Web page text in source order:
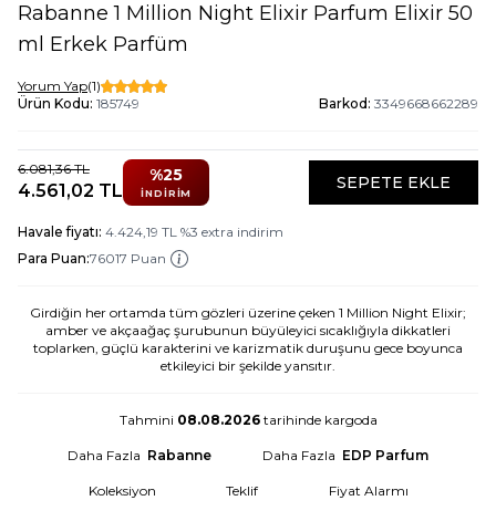
Rabanne 1 Million Night Elixir Parfum Elixir 50
ml Erkek Parfüm
Yorum Yap(1)
Ürün Kodu: 185749 Barkod: 3349668662289
6.081,36TL
4.561,02 TL
%25
İNDIRIM
SEPETE EKLE
Havale fiyatı: 4.424,19 TL %3 extra indirim
Para Puan:76017 Puan
Girdiğin her ortamda tüm gözleri üzerine çeken 1 Million Night Elixir;
amber ve akçaağaç şurubunun büyüleyici sıcaklığıyla dikkatleri
toplarken, güçlü karakterini ve karizmatik duruşunu gece boyunca
etkileyici bir şekilde yansıtır.
Tahmini 08.08.2026tarihinde kargoda
Daha Fazla Rabanne Daha Fazla EDP Parfum
Koleksiyon Teklif Fiyat Alarmı